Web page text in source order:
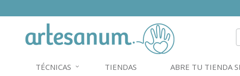
TÉCNICAS TIENDAS ABRE TU TIENDA